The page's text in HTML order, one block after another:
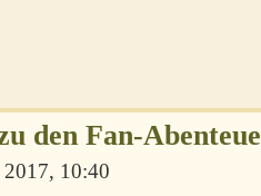
den Fan-
2017, 10:40